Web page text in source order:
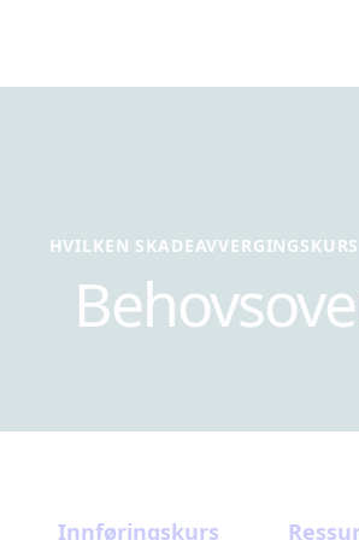
HVILKEN
Innføringskurs